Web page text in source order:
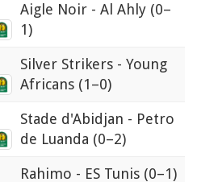
Aigle Noir - Al Ahly (0–
1)
Silver Strikers - Young
Africans (1–0)
Stade d'Abidjan - Petro
de Luanda (0–2)
Rahimo - ES Tunis (0–1)